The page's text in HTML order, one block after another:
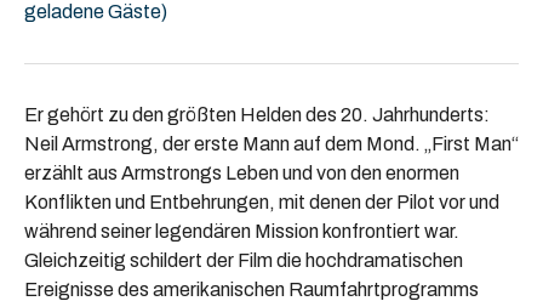
geladene Gäste)
Er gehört zu den größten Helden des 20. Jahrhunderts:
Neil Armstrong, der erste Mann auf dem Mond. „First Man“
erzählt aus Armstrongs Leben und von den enormen
Konflikten und Entbehrungen, mit denen der Pilot vor und
während seiner legendären Mission konfrontiert war.
Gleichzeitig schildert der Film die hochdramatischen
Ereignisse des amerikanischen Raumfahrtprogramms